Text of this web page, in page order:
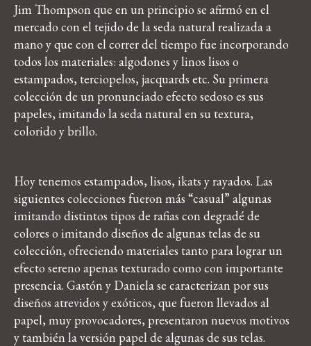
Jim Thompson que en un principio se afirmó en el
mercado con el tejido de la seda natural realizada a
mano y que con el correr del tiempo fue incorporando
todos los materiales: algodones y linos lisos o
estampados, terciopelos, jacquards etc. Su primera
colección de un pronunciado efecto sedoso es sus
papeles, imitando la seda natural en su textura,
colorido y brillo.
Hoy tenemos estampados, lisos, ikats y rayados. Las
siguientes colecciones fueron más “casual” algunas
imitando distintos tipos de rafias con degradé de
colores o imitando diseños de algunas telas de su
colección, ofreciendo materiales tanto para lograr un
efecto sereno apenas texturado como con importante
presencia. Gastón y Daniela se caracterizan por sus
diseños atrevidos y exóticos, que fueron llevados al
papel, muy provocadores, presentaron nuevos motivos
y también la versión papel de algunas de sus telas.